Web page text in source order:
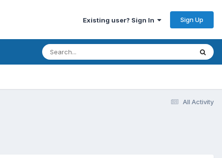
Existing user? Sign In Sign Up
All Activity